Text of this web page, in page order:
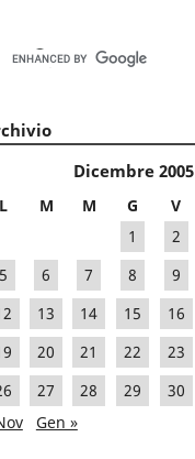
Dicembre 2005
L M M G V
1
2
5
6 7 8 9
13 14 15 16
20 21 22 23
27 28 29 30
Gen »